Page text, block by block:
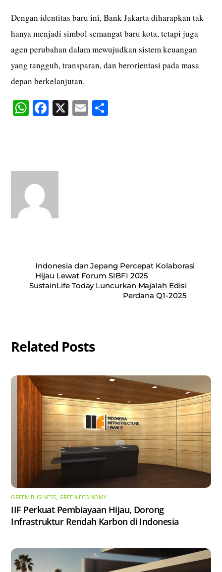
Dengan identitas baru ini, Bank Jakarta diharapkan tak
hanya menjadi simbol semangat baru kota, tetapi juga
agen perubahan dalam mewujudkan sistem keuangan
yang tangguh, transparan, dan berorientasi pada masa
depan berkelanjutan.
W
pp
Fa X E
Indonesia dan Jepang Percepat Kolaborasi
Hijau Lewat Forum SIBFI 2025
SustainLife Today Luncurkan Majalah Edisi
Perdana Q1-2025
Related Posts
GREEN BUSINESS, GREEN ECONOMY
IIF Perkuat Pembiayaan Hijau, Dorong
Infrastruktur Rendah Karbon di Indonesia